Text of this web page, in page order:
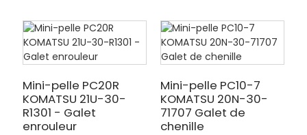
Mini-pelle PC20R
KOMATSU 21U-30-
R1301 - Galet
enrouleur
Mini-pelle PC10-7
KOMATSU 20N-30-
71707 Galet de
chenille